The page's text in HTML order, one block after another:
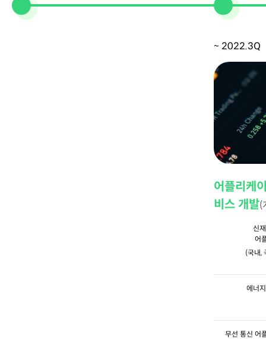
~ 2022.3Q
어플리케
비스 개발(
신
어
(국내,
에너
무선 통신 어